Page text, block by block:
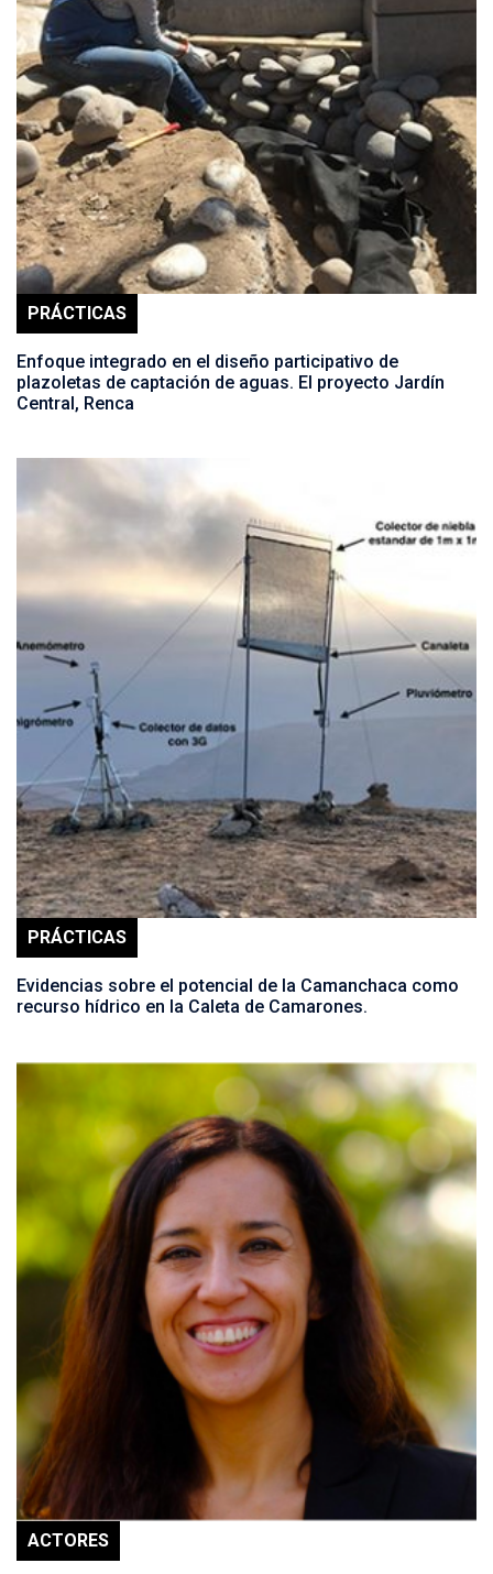
PRÁCTICAS
Enfoque integrado en el diseño participativo de
plazoletas de captación de aguas. El proyecto Jardín
Central, Renca
PRÁCTICAS
Evidencias sobre el potencial de la Camanchaca como
recurso hídrico en la Caleta de Camarones.
ACTORES